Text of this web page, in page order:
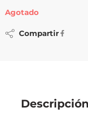
Agotado
Compartir
Descripción